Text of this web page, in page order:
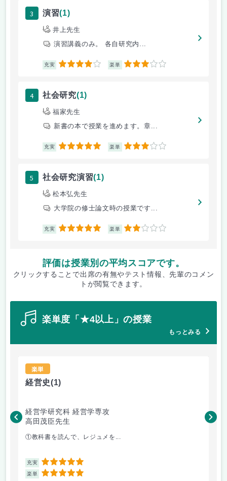
3 演習(1)
井上先生
演習講義のみ。 各自研究内...
充実 4 楽単 3
4 社会研究(1)
福家先生
新書の本で授業を進めます。章...
充実 5 楽単 3
5 社会研究演習(1)
松本弘先生
大学院の修士論文時の授業です...
充実 5 楽単 2
評価は授業別の平均スコアです。
クリックすることで出席の有無やテスト情報、先輩のコメン
トが閲覧できます。
楽単度「★4以上」の授業
もっとみる
楽単
経営史(1)
経営学研究科 経営学専攻
高田茂臣先生
①教科書を読んで、レジュメを...
充実 5
楽単 5
長